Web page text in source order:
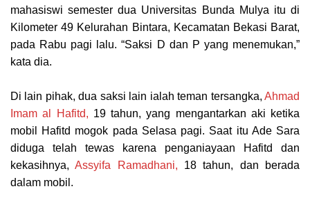
mahasiswi semester dua Universitas Bunda Mulya itu di
Kilometer 49 Kelurahan Bintara, Kecamatan Bekasi Barat,
pada Rabu pagi lalu. “Saksi D dan P yang menemukan,”
kata dia.
Di lain pihak, dua saksi lain ialah teman tersangka, Ahmad
Imam al Hafitd, 19 tahun, yang mengantarkan aki ketika
mobil Hafitd mogok pada Selasa pagi. Saat itu Ade Sara
diduga telah tewas karena penganiayaan Hafitd dan
kekasihnya,Assyifa Ramadhani, 18 tahun, dan berada
dalam mobil.